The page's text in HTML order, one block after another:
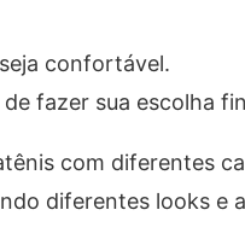
confortável.
fazer sua escolha
com diferentes
diferentes looks e